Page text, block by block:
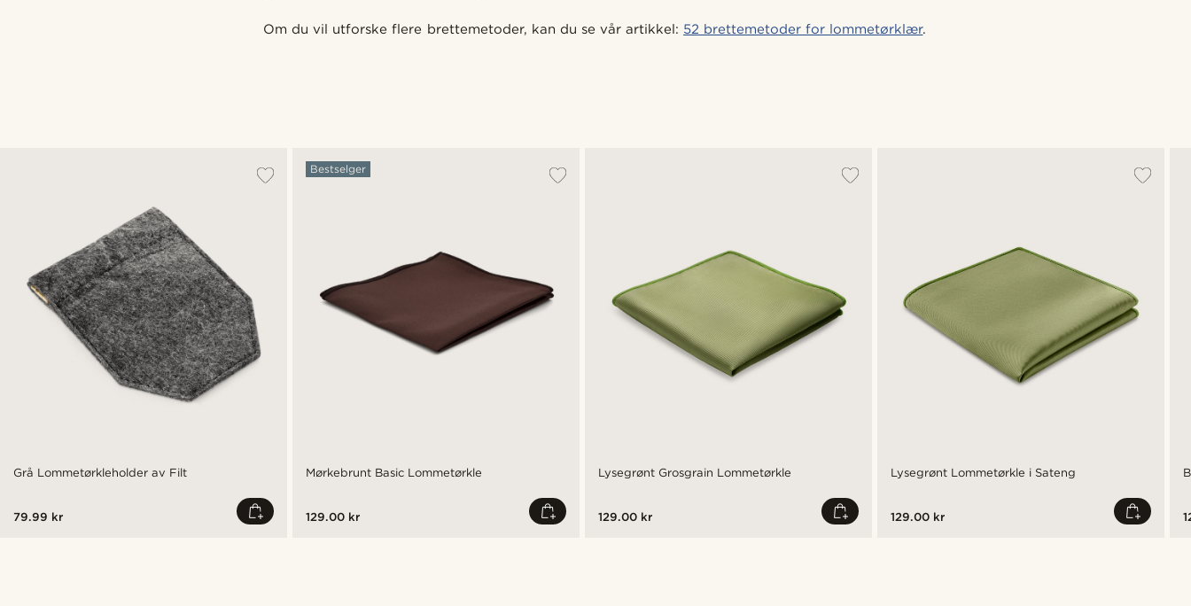
Om du vil utforske flere brettemetoder, kan du se vår artikkel: 52 brettemetoder for lommetørklær.
Grå Lommetørkleholder av Filt
79.99 kr
Mørkebrunt Basic Lommetørkle
Bestselger
129.00 kr
Lysegrønt Grosgrain Lommetørkle
129.00 kr
Lysegrønt Lommetørkle i Sateng
129.00 kr